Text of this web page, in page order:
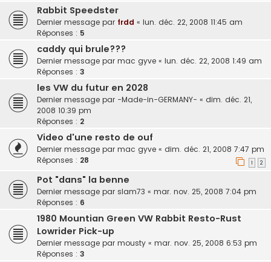
Rabbit Speedster
Dernier message par frdd « lun. déc. 22, 2008 11:45 am
Réponses : 5
caddy qui brule???
Dernier message par mac gyve « lun. déc. 22, 2008 1:49 am
Réponses : 3
les VW du futur en 2028
Dernier message par -Made-in-GERMANY- « dim. déc. 21,
2008 10:39 pm
Réponses : 2
Video d'une resto de ouf
Dernier message par mac gyve « dim. déc. 21, 2008 7:47 pm
Réponses : 28 1 2
Pot "dans" la benne
Dernier message par slam73 « mar. nov. 25, 2008 7:04 pm
Réponses : 6
1980 Mountian Green VW Rabbit Resto-Rust
Lowrider Pick-up
Dernier message par mousty « mar. nov. 25, 2008 6:53 pm
Réponses : 3